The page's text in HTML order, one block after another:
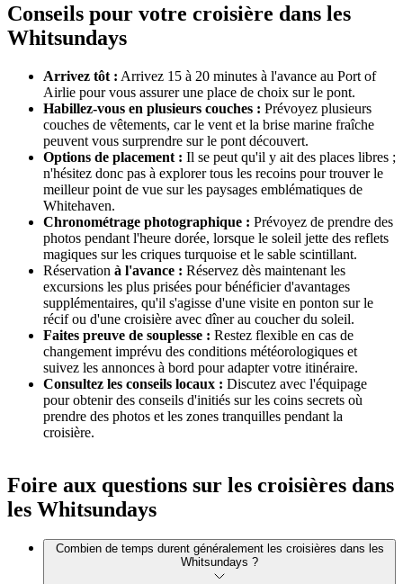
Conseils pour votre croisière dans les
Whitsundays
Arrivez tôt : Arrivez 15 à 20 minutes à l'avance au Port of
Airlie pour vous assurer une place de choix sur le pont.
Habillez-vous en plusieurs couches : Prévoyez plusieurs
couches de vêtements, car le vent et la brise marine fraîche
peuvent vous surprendre sur le pont découvert.
Options de placement : Il se peut qu'il y ait des places libres ;
n'hésitez donc pas à explorer tous les recoins pour trouver le
meilleur point de vue sur les paysages emblématiques de
Whitehaven.
Chronométrage photographique : Prévoyez de prendre des
photos pendant l'heure dorée, lorsque le soleil jette des reflets
magiques sur les criques turquoise et le sable scintillant.
Réservation à l'avance : Réservez dès maintenant les
excursions les plus prisées pour bénéficier d'avantages
supplémentaires, qu'il s'agisse d'une visite en ponton sur le
récif ou d'une croisière avec dîner au coucher du soleil.
Faites preuve de souplesse : Restez flexible en cas de
changement imprévu des conditions météorologiques et
suivez les annonces à bord pour adapter votre itinéraire.
Consultez les conseils locaux : Discutez avec l'équipage
pour obtenir des conseils d'initiés sur les coins secrets où
prendre des photos et les zones tranquilles pendant la
croisière.
Foire aux questions sur les croisières dans
les Whitsundays
Combien de temps durent généralement les croisières dans les
Whitsundays ?